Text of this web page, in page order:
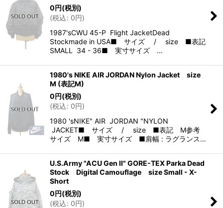
0円(税別)
(税込: 0円)
1987'sCWU 45-P Flight JacketDead
Stockmade in USA■ サイズ / size ■表記
SMALL 34 - 36■ 実寸サイズ …
1980's NIKE AIR JORDAN Nylon Jacket size
M (表記M)
0円(税別)
(税込: 0円)
1980 'sNIKE" AIR JORDAN "NYLON
JACKET■ サイズ / size ■表記 M参考
サイズ M■ 実寸サイズ ■肩幅 : ラグランス…
U.S.Army "ACU Gen II" GORE-TEX Parka Dead
Stock Digital Camouflage size Small - X-
Short
0円(税別)
(税込: 0円)